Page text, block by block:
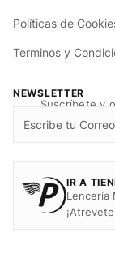
Políticas de
Terminos y
NEWSLETTER
Suscríbete y
IR A
Lencería